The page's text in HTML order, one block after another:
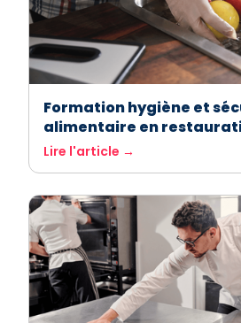
Formation hygiène et
alimentaire en
ton attestation
Lire l'article →